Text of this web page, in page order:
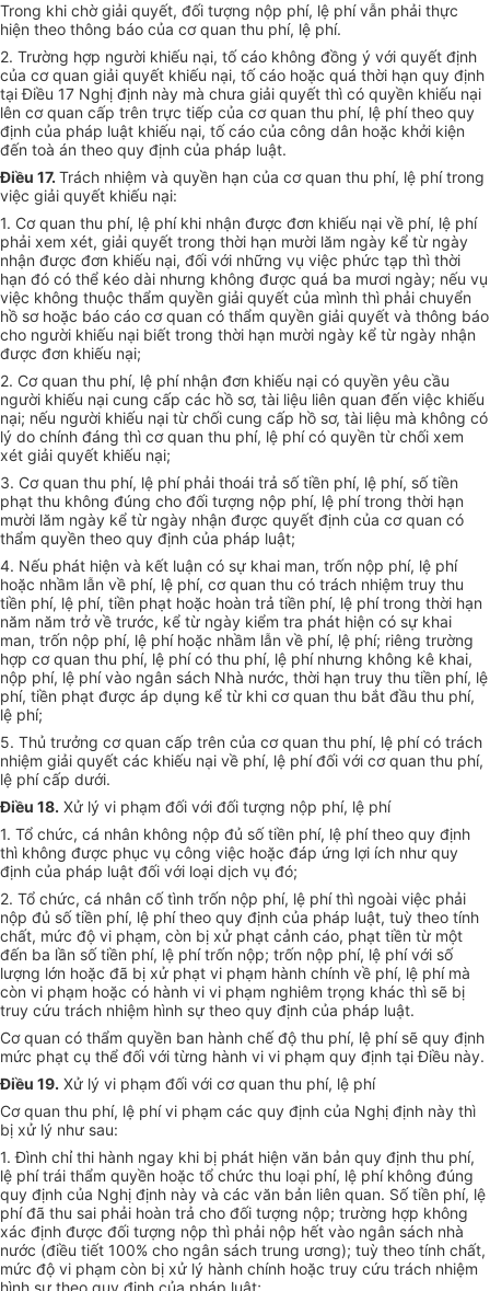
Trong khi chờ giải quyết, đối tượng nộp phí, lệ phí vẫn phải thực
hiện theo thông báo của cơ quan thu phí, lệ phí.
2. Trường hợp người khiếu nại, tố cáo không đồng ý với quyết định
của cơ quan giải quyết khiếu nại, tố cáo hoặc quá thời hạn quy định
tại Điều 17 Nghị định này mà chưa giải quyết thì có quyền khiếu nại
lên cơ quan cấp trên trực tiếp của cơ quan thu phí, lệ phí theo quy
định của pháp luật khiếu nại, tố cáo của công dân hoặc khởi kiện
đến toà án theo quy định của pháp luật.
Điều 17. Trách nhiệm và quyền hạn của cơ quan thu phí, lệ phí trong
việc giải quyết khiếu nại:
1. Cơ quan thu phí, lệ phí khi nhận được đơn khiếu nại về phí, lệ phí
phải xem xét, giải quyết trong thời hạn mười lăm ngày kể từ ngày
nhận được đơn khiếu nại, đối với những vụ việc phức tạp thì thời
hạn đó có thể kéo dài nhưng không được quá ba mươi ngày; nếu vụ
việc không thuộc thẩm quyền giải quyết của mình thì phải chuyển
hồ sơ hoặc báo cáo cơ quan có thẩm quyền giải quyết và thông báo
cho người khiếu nại biết trong thời hạn mười ngày kể từ ngày nhận
được đơn khiếu nại;
2. Cơ quan thu phí, lệ phí nhận đơn khiếu nại có quyền yêu cầu
người khiếu nại cung cấp các hồ sơ, tài liệu liên quan đến việc khiếu
nại; nếu người khiếu nại từ chối cung cấp hồ sơ, tài liệu mà không có
lý do chính đáng thì cơ quan thu phí, lệ phí có quyền từ chối xem
xét giải quyết khiếu nại;
3. Cơ quan thu phí, lệ phí phải thoái trả số tiền phí, lệ phí, số tiền
phạt thu không đúng cho đối tượng nộp phí, lệ phí trong thời hạn
mười lăm ngày kể từ ngày nhận được quyết định của cơ quan có
thẩm quyền theo quy định của pháp luật;
4. Nếu phát hiện và kết luận có sự khai man, trốn nộp phí, lệ phí
hoặc nhầm lẫn về phí, lệ phí, cơ quan thu có trách nhiệm truy thu
tiền phí, lệ phí, tiền phạt hoặc hoàn trả tiền phí, lệ phí trong thời hạn
năm năm trở về trước, kể từ ngày kiểm tra phát hiện có sự khai
man, trốn nộp phí, lệ phí hoặc nhầm lẫn về phí, lệ phí; riêng trường
hợp cơ quan thu phí, lệ phí có thu phí, lệ phí nhưng không kê khai,
nộp phí, lệ phí vào ngân sách Nhà nước, thời hạn truy thu tiền phí, lệ
phí, tiền phạt được áp dụng kể từ khi cơ quan thu bắt đầu thu phí,
lệ phí;
5. Thủ trưởng cơ quan cấp trên của cơ quan thu phí, lệ phí có trách
nhiệm giải quyết các khiếu nại về phí, lệ phí đối với cơ quan thu phí,
lệ phí cấp dưới.
Điều 18. Xử lý vi phạm đối với đối tượng nộp phí, lệ phí
1. Tổ chức, cá nhân không nộp đủ số tiền phí, lệ phí theo quy định
thì không được phục vụ công việc hoặc đáp ứng lợi ích như quy
định của pháp luật đối với loại dịch vụ đó;
2. Tổ chức, cá nhân cố tình trốn nộp phí, lệ phí thì ngoài việc phải
nộp đủ số tiền phí, lệ phí theo quy định của pháp luật, tuỳ theo tính
chất, mức độ vi phạm, còn bị xử phạt cảnh cáo, phạt tiền từ một
đến ba lần số tiền phí, lệ phí trốn nộp; trốn nộp phí, lệ phí với số
lượng lớn hoặc đã bị xử phạt vi phạm hành chính về phí, lệ phí mà
còn vi phạm hoặc có hành vi vi phạm nghiêm trọng khác thì sẽ bị
truy cứu trách nhiệm hình sự theo quy định của pháp luật.
Cơ quan có thẩm quyền ban hành chế độ thu phí, lệ phí sẽ quy định
mức phạt cụ thể đối với từng hành vi vi phạm quy định tại Điều này.
Điều 19. Xử lý vi phạm đối với cơ quan thu phí, lệ phí
Cơ quan thu phí, lệ phí vi phạm các quy định của Nghị định này thì
bị xử lý như sau:
1. Đình chỉ thi hành ngay khi bị phát hiện văn bản quy định thu phí,
lệ phí trái thẩm quyền hoặc tổ chức thu loại phí, lệ phí không đúng
quy định của Nghị định này và các văn bản liên quan. Số tiền phí, lệ
phí đã thu sai phải hoàn trả cho đối tượng nộp; trường hợp không
xác định được đối tượng nộp thì phải nộp hết vào ngân sách nhà
nước (điều tiết 100% cho ngân sách trung ương); tuỳ theo tính chất,
mức độ vi phạm còn bị xử lý hành chính hoặc truy cứu trách nhiệm
hình sự theo quy định của pháp luật;